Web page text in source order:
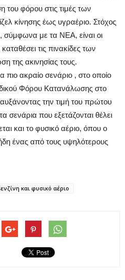
του φόρου στις τιμές των
κίνησης έως υγραέριο. Στόχος
σύμφωνα με τα ΝΕΑ, είναι οι
τις πινακίδες των
της ακινησίας τους.
ακραίο σενάριο , στο οποίο
Φόρου Κατανάλωσης στο
αυξάνοντας την τιμή του πρώτου
σενάρια που εξετάζονται θέλει
και το φυσικό αέριο, όπου ο
ένας από τους υψηλότερους
και φυσικό αέριο